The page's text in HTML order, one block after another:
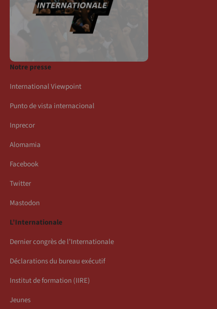
Notre presse
International Viewpoint
Punto de vista internacional
Inprecor
Alomamia
Facebook
Twitter
Mastodon
L’Internationale
Dernier congrès de l’Internationale
Déclarations du bureau exécutif
Institut de formation (IIRE)
Jeunes